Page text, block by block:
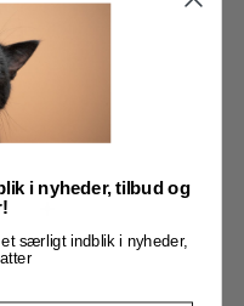
i nyheder, tilbud og
særligt indblik i nyheder,